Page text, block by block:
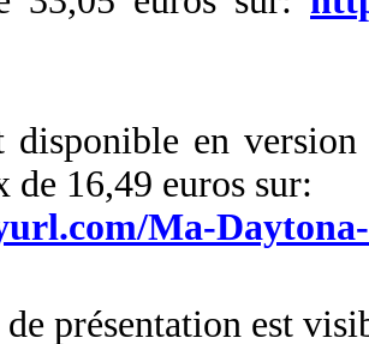
disponible en
de 16,49 euros sur:
Ma-
présentation est